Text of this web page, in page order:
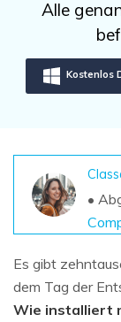
Weitere
Aktuelles
search
Alle
Kostenlos
•
Es gibt
dem Tag der
Wie installiert